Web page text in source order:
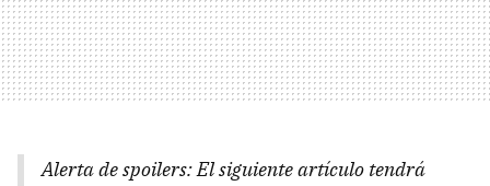
Alerta de spoilers: El siguiente artículo tendrá